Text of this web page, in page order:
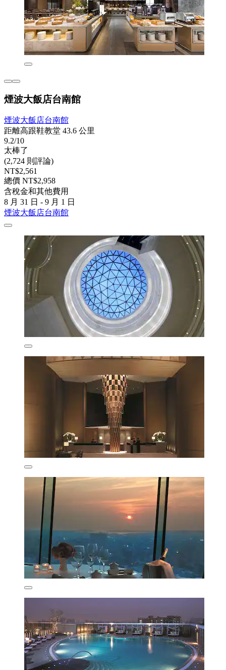
煙波大飯店台南館
煙波大飯店台南館
距離高跟鞋教堂 43.6 公里
9.2/10
太棒了
(2,724 則評論)
NT$2,561
總價 NT$2,958
含稅金和其他費用
8 月 31 日 - 9 月 1 日
煙波大飯店台南館